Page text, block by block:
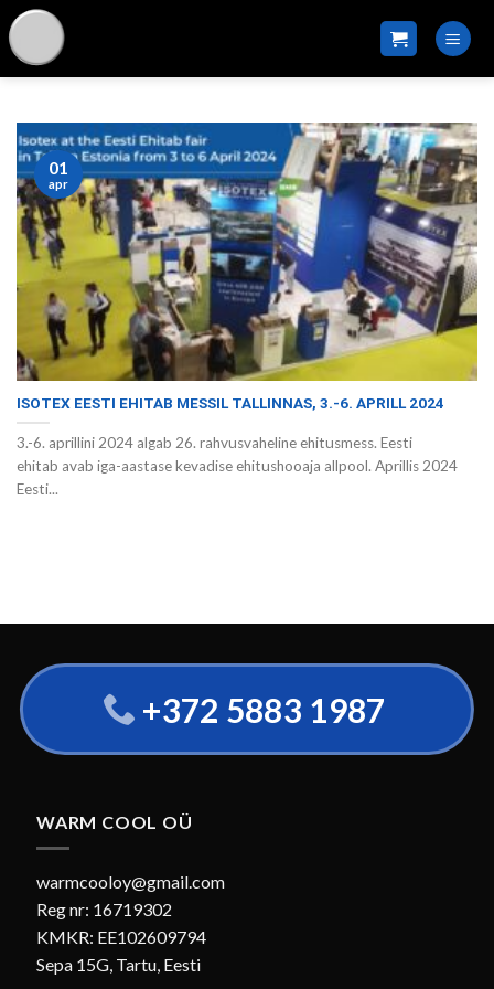
Skip
to
content
ISOTEX EESTI EHITAB MESSIL TALLINNAS, 3.-6. APRILL 2024
3.-6. aprillini 2024 algab 26. rahvusvaheline ehitusmess. Eesti
ehitab avab iga-aastase kevadise ehitushooaja allpool. Aprillis 2024
Eesti...
01
apr
WARM COOL OÜ
warmcooloy@gmail.com
Reg nr: 16719302
KMKR: EE102609794
Sepa 15G, Tartu, Eesti
+372 5883 1987